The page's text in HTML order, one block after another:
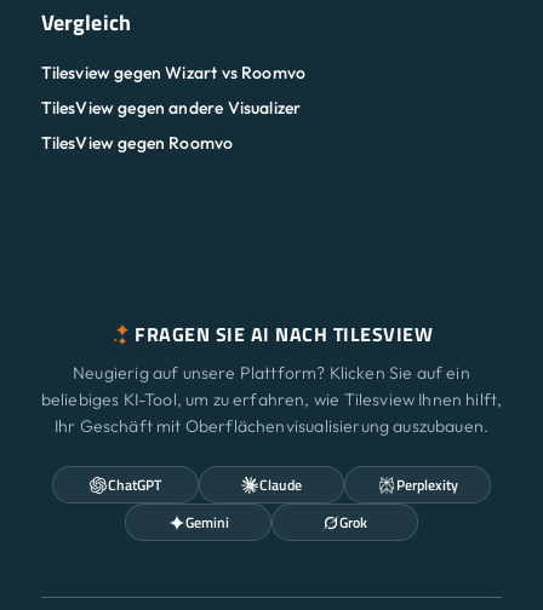
Vergleich
Tilesview gegen Wizart vs Roomvo
TilesView gegen andere Visualizer
TilesView gegen Roomvo
FRAGEN SIE AI NACH TILESVIEW
Neugierig auf unsere Plattform? Klicken Sie auf ein
beliebiges KI-Tool, um zu erfahren, wie Tilesview Ihnen hilft,
Ihr Geschäft mit Oberflächenvisualisierung auszubauen.
ChatGPT Claude
Perplexity
Gemini
Grok